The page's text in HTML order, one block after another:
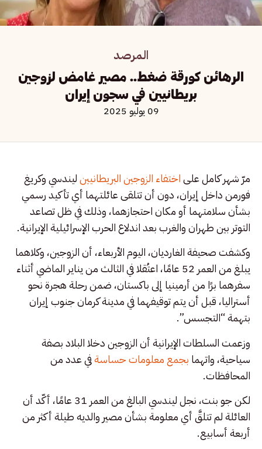
المرصد
الرهائن كورقة ضغط.. مصير غامض لزوجين
بريطانيين في سجون إيران
09 يوليو 2025
مرّ شهر كامل علىاختفاء الزوجين البريطانيينليندسي وكريغ
فورمن داخل إيران، دون أن تتلقى عائلتهما أي تأكيد رسمي
بشأن سلامتهما أو مكان احتجازهما، وذلك في ظل تصاعد
التوتر بين طهران والغرب بعد اندلاع الحرب الإسرائيلية الإيرانية.
وكشفت صحيفة الغارديان، اليوم الأربعاء، أن الزوجين، وكلاهما
يبلغ من العمر 52 عامًا، اعتُقلا في الثالث من يناير الماضي أثناء
سفرهما برًا من أرمينيا إلى باكستان، ضمن رحلة هجرة نحو
أستراليا، قبل أن يتم توقيفهما في مدينة كرمان جنوب إيران
بتهمة “التجسس”.
وزعمت السلطات الإيرانية أن الزوجين دخلا البلاد بصفة
سياحية، واتهما بجمع معلومات حساسةفي عدد من
المحافظات.
لكن جو بنت، نجل ليندسي البالغ من العمر 31 عامًا، أكّد أن
العائلة لم تتلقَّ أي معلومة بشأن مصير والديه طيلة أكثر من
أربعة أسابيع.